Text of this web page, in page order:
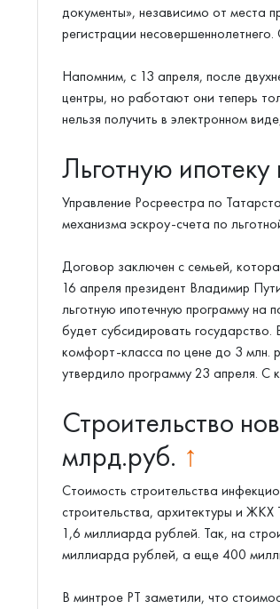
документы», независимо от места
регистрации
Напомним, с 13 апреля, после
центры, но работают они теперь
нельзя получить в электронном
Льготную
Управление Росреестра по
механизма эскроу-счета по
Договор заключен с семьей,
16 апреля президент Владимир
льготную ипотечную программу на
будет субсидировать
комфорт-класса по цене до 3 млн.
утвердило программу 23 апреля. С
Строительство
млрд.руб. ↑
Стоимость строительства
строительства, архитектуры и
1,6 миллиарда рублей. Так, на
миллиарда рублей, а еще 400
В минтрое РТ заметили, что